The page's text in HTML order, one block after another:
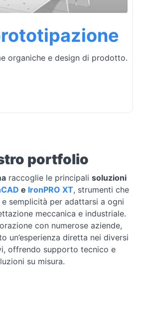
organiche e design di prodotto.
portfolio
raccoglie le principalisoluzioni
e IronPRO XT, strumenti che
semplicità per adattarsi a ogni
meccanica e industriale.
con numerose aziende,
un’esperienza diretta nei diversi
offrendo supporto tecnico e
su misura.